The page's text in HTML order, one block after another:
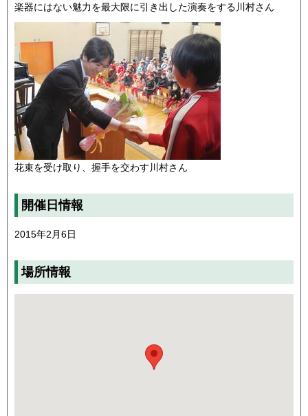
楽器にはない魅力を最大限に引き出した演奏をする川村さん
花束を受け取り、握手を交わす川村さん
開催日情報
2015年2月6日
場所情報